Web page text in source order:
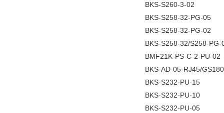
BKS-S260-3-02
BKS-S258-32-PG-05
BKS-S258-32-PG-02
BKS-S258-32/S258-PG-
BMF21K-PS-C-2-PU-02
BKS-AD-05-RJ45/
BKS-S232-PU-15
BKS-S232-PU-10
BKS-S232-PU-05